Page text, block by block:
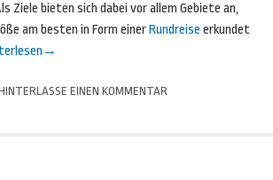
Ziele bieten sich dabei vor allem Gebiete an,
am besten in Form einerRundreise erkundet
→
EINEN KOMMENTAR